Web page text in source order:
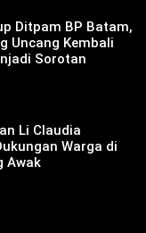
Ditpam BP Batam,
Uncang Kembali
Sorotan
Li Claudia
Warga di
Awak